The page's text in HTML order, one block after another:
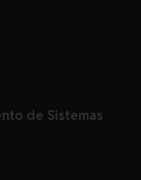
de Sistemas